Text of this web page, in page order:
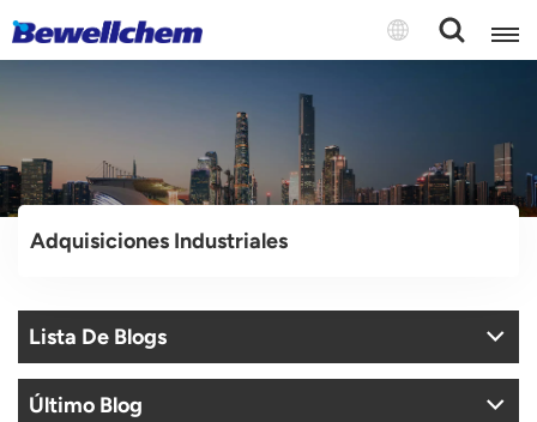
English
Русский
بالعربية
中文
Español
Adquisiciones Industriales
Lista De Blogs
Último Blog